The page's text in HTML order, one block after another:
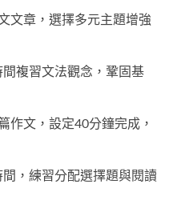
文章，選擇多元主題增強
複習文法觀念，鞏固基
作文，設定40分鐘完成，
，練習分配選擇題與閱讀